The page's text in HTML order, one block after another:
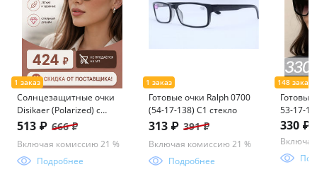
Солнцезащитные очки
Disikaer (Polarized) с
мешочком 0816 62-14-
513 ₽ 666 ₽
Включая комиссию 21 %
Подробнее
Готовые очки Ralph 0700
(54-17-138) C1 стекло
313 ₽ 391 ₽
Включая комиссию 21 %
Подробнее
53-17-
330 ₽